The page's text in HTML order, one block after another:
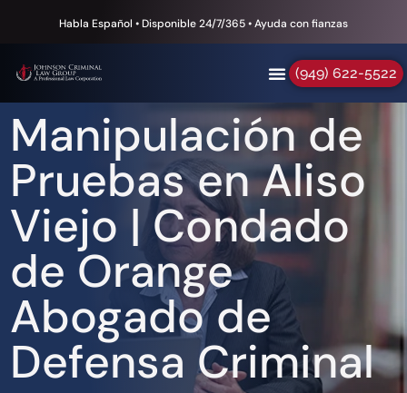
Habla Español • Disponible 24/7/365 • Ayuda con fianzas
(949) 622-5522
Manipulación de
Pruebas en Aliso
Viejo | Condado
de Orange
Abogado de
Defensa Criminal